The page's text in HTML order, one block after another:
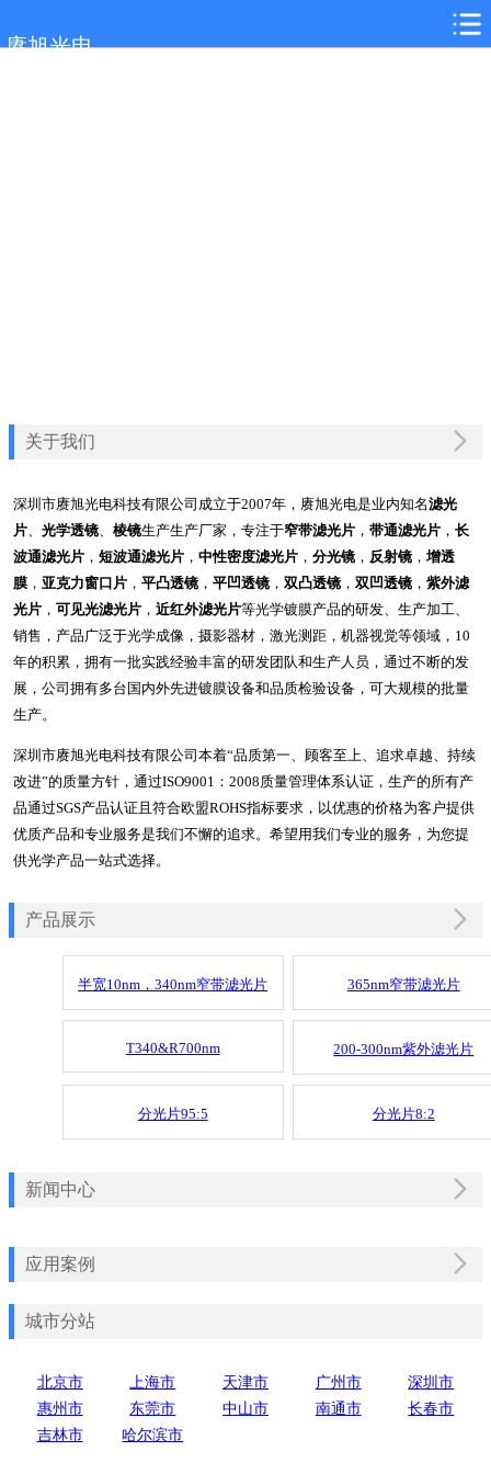
赓旭光电
关于我们
深圳市赓旭光电科技有限公司成立于2007年，赓旭光电是业内知名滤光
片、光学透镜、棱镜生产生产厂家，专注于窄带滤光片 ，带通滤光片 ，长
波通滤光片 ，短波通滤光片 ，中性密度滤光片 ，分光镜 ， 反射镜 ，增透
膜 ，亚克力窗口片 ，平凸透镜 ，平凹透镜 ，双凸透镜 ，双凹透镜 ，紫外滤
光片 ，可见光滤光片 ，近红外滤光片等光学镀膜产品的研发、生产加工、
销售，产品广泛于光学成像，摄影器材，激光测距，机器视觉等领域，10
年的积累，拥有一批实践经验丰富的研发团队和生产人员，通过不断的发
展，公司拥有多台国内外先进镀膜设备和品质检验设备，可大规模的批量
生产。
深圳市赓旭光电科技有限公司本着“品质第一、顾客至上、追求卓越、持续
改进”的质量方针，通过ISO9001：2008质量管理体系认证，生产的所有产
品通过SGS产品认证且符合欧盟ROHS指标要求，以优惠的价格为客户提供
优质产品和专业服务是我们不懈的追求。希望用我们专业的服务，为您提
供光学产品一站式选择。
产品展示
半宽10nm，340nm窄带滤光片 365nm窄带滤光片
T340&R700nm 200-300nm紫外滤光片
分光片95:5 分光片8:2
新闻中心
应用案例
城市分站
北京市 上海市 天津市 广州市
深圳市
惠州市
东莞市 中山市 南通市
长春市
吉林市
哈尔滨市